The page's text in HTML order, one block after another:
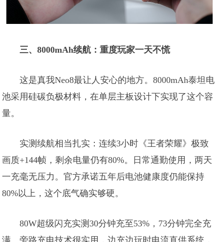
三、8000mAh续航：重度玩家一天不慌
这是真我Neo8最让人安心的地方。8000mAh泰坦电
池采用硅碳负极材料，在单层主板设计下实现了这个容
量。
实测续航相当扎实：连续3小时《王者荣耀》极致
画质+144帧，剩余电量仍有80%。日常通勤使用，两天
一充毫无压力。官方承诺五年后电池健康度仍能保持
80%以上，这个底气确实够硬。
80W超级闪充实测30分钟充至53%，73分钟完全充